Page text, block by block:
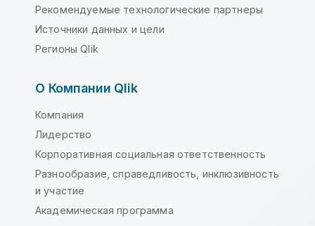
Рекомендуемые технологические партнеры
Источники данных и цели
Регионы Qlik
О Компании Qlik
Компания
Лидерство
Корпоративная социальная ответственность
Разнообразие, справедливость, инклюзивность
и участие
Академическая программа